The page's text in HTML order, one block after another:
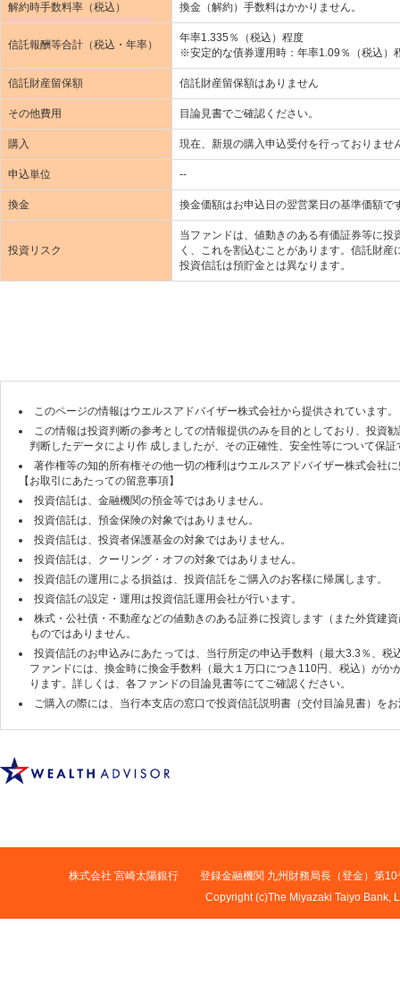
解約時手数料率（税込） 換金（解約）手数料はかかりません。
信託報酬等合計（税込・年率）
年率1.335％（税込）程度
※安定的な債券運用時：年率1.09％（税込）
信託財産留保額 信託財産留保額はありません
その他費用 目論見書でご確認ください。
購入 現在、新規の購入申込受付を行っておりませ
申込単位 --
換金 換金価額はお申込日の翌営業日の基準価額で
投資リスク
当ファンドは、値動きのある有価証券等に
く、これを割込むことがあります。信託財
投資信託は預貯金とは異なります。
このページの情報はウエルスアドバイザー株式会社から提供されています。
この情報は投資判断の参考としての情報提供のみを目的としており、投資
判断したデータにより作 成しましたが、その正確性、安全性等について保
著作権等の知的所有権その他一切の権利はウエルスアドバイザー株式会社
【お取引にあたっての留意事項】
投資信託は、金融機関の預金等ではありません。
投資信託は、預金保険の対象ではありません。
投資信託は、投資者保護基金の対象ではありません。
投資信託は、クーリング・オフの対象ではありません。
投資信託の運用による損益は、投資信託をご購入のお客様に帰属します。
投資信託の設定・運用は投資信託運用会社が行います。
株式・公社債・不動産などの値動きのある証券に投資します（また外貨建
ものではありません。
投資信託のお申込みにあたっては、当行所定の申込手数料（最大3.3％、
ファンドには、換金時に換金手数料（最大１万口につき110円、税込）が
ります。詳しくは、各ファンドの目論見書等にてご確認ください。
ご購入の際には、当行本支店の窓口で投資信託説明書（交付目論見書）を
株式会社 宮崎太陽銀行 登録金融機関 九州財務局長（登金）第
Copyright (c)The Miyazaki Taiyo Bank,